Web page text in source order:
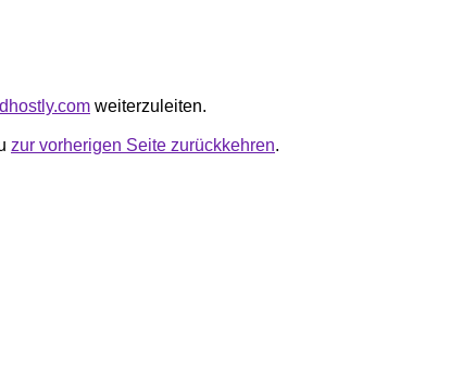
weiterzuleiten.
zur vorherigen Seite zurückkehren.